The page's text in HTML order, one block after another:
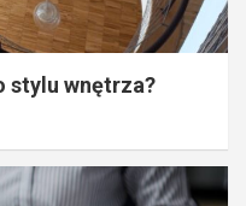
stylu wnętrza?